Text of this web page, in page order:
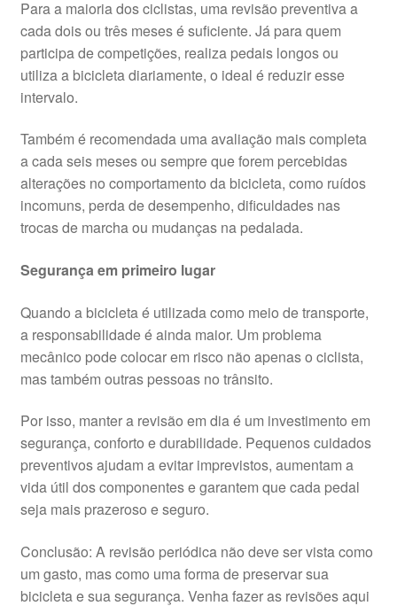
Para a maioria dos ciclistas, uma revisão preventiva a
cada dois ou três meses é suficiente. Já para quem
participa de competições, realiza pedais longos ou
utiliza a bicicleta diariamente, o ideal é reduzir esse
intervalo.
Também é recomendada uma avaliação mais completa
a cada seis meses ou sempre que forem percebidas
alterações no comportamento da bicicleta, como ruídos
incomuns, perda de desempenho, dificuldades nas
trocas de marcha ou mudanças na pedalada.
Segurança em primeiro lugar
Quando a bicicleta é utilizada como meio de transporte,
a responsabilidade é ainda maior. Um problema
mecânico pode colocar em risco não apenas o ciclista,
mas também outras pessoas no trânsito.
Por isso, manter a revisão em dia é um investimento em
segurança, conforto e durabilidade. Pequenos cuidados
preventivos ajudam a evitar imprevistos, aumentam a
vida útil dos componentes e garantem que cada pedal
seja mais prazeroso e seguro.
Conclusão: A revisão periódica não deve ser vista como
um gasto, mas como uma forma de preservar sua
bicicleta e sua segurança. Venha fazer as revisões aqui